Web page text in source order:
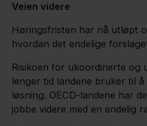
Veien videre
Høringsfristen har nå utløpt
hvordan det endelige
Risikoen for ukoordinerte og
lenger tid landene bruker til
løsning. OECD-landene har
jobbe videre med en endelig